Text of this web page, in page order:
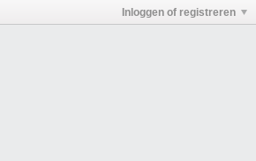
Inloggen of registreren